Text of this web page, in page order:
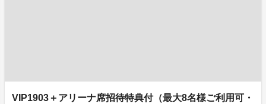
VIP1903＋アリーナ席招待特典付（最大8名様ご利用可・